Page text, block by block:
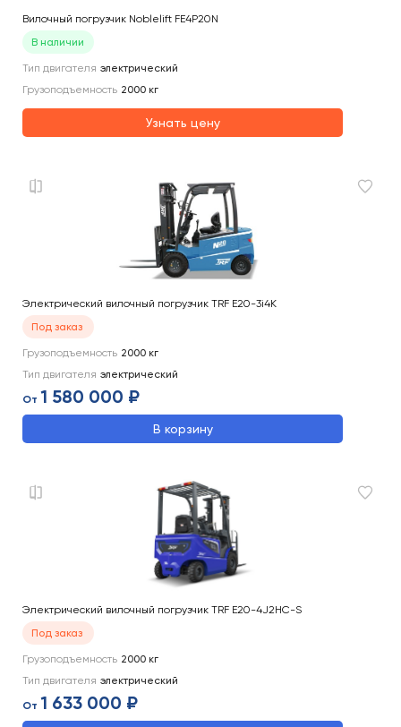
Вилочный погрузчик Noblelift FE4P20N
В наличии
Тип двигателя электрический
Грузоподъемность 2000 кг
Узнать цену
Электрический вилочный погрузчик TRF E20-3i4K
Под заказ
Грузоподъемность 2000 кг
Тип двигателя электрический
От 1 580 000 ₽
В корзину
Электрический вилочный погрузчик TRF E20-4J2HC-S
Под заказ
Грузоподъемность 2000 кг
Тип двигателя электрический
От 1 633 000 ₽